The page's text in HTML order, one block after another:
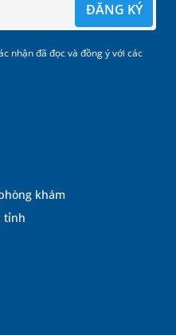
khám
tỉnh
ĐĂNG KÝ
nhận đã đọc và đồng ý với các